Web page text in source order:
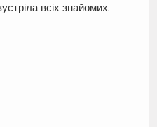
всіх знайомих.